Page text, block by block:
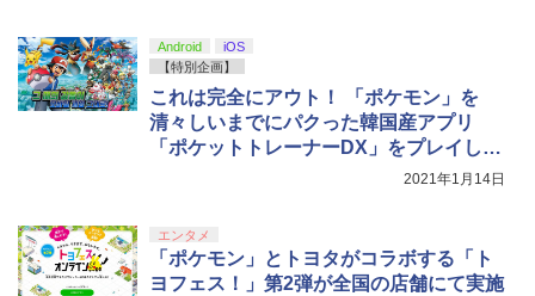
￥9,800
第三章 蛇神 (オリジナル特典:オリジナル
巾着＋メーカー特典:【坤と離】二振りの
剣、十翼より来たる！スタジオ描き下ろ
しイラストボード付) [DVD]
￥8,800
Android
iOS
【特別企画】
これは完全にアウト！ 「ポケモン」を
清々しいまでにパクった韓国産アプリ
「ポケットトレーナーDX」をプレイして
2021年1月14日
エンタメ
「ポケモン」とトヨタがコラボする「ト
ヨフェス！」第2弾が全国の店舗にて実施